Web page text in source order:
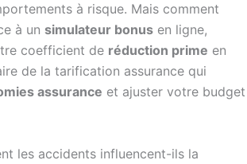
à risque. Mais comment
à un simulateur bonus en ligne,
coefficient de réduction prime en
de la tarification assurance qui
assurance et ajuster votre budget
les accidents influencent-ils la